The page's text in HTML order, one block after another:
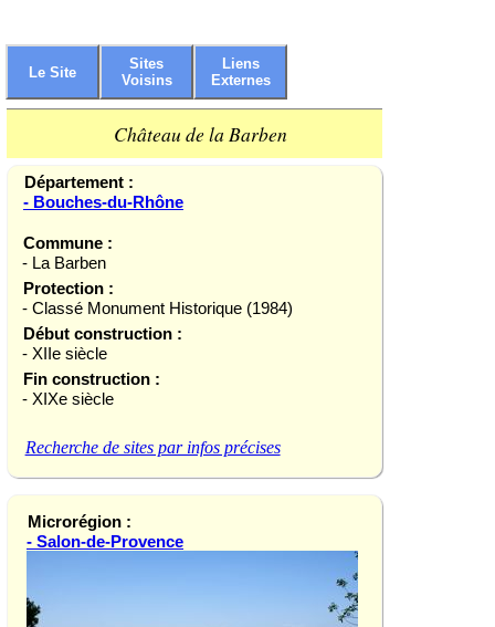
Le Site
Sites
Voisins
Liens
Externes
Château de la Barben
Département :
- Bouches-du-Rhône
Commune :
- La Barben
Protection :
- Classé Monument Historique (1984)
Début construction :
- XIIe siècle
Fin construction :
- XIXe siècle
Recherche de sites par infos précises
Microrégion :
- Salon-de-Provence